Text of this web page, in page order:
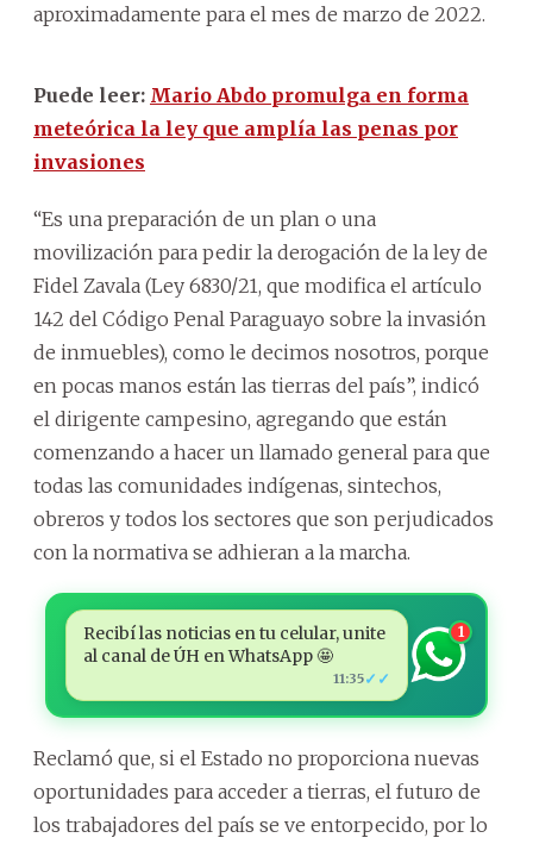
aproximadamente para el mes de marzo de 2022.
Puede leer: Mario Abdo promulga en forma
meteórica la ley que amplía las penas por
invasiones
“Es una preparación de un plan o una
movilización para pedir la derogación de la ley de
Fidel Zavala (Ley 6830/21, que modifica el artículo
142 del Código Penal Paraguayo sobre la invasión
de inmuebles), como le decimos nosotros, porque
en pocas manos están las tierras del país”, indicó
el dirigente campesino, agregando que están
comenzando a hacer un llamado general para que
todas las comunidades indígenas, sintechos,
obreros y todos los sectores que son perjudicados
con la normativa se adhieran a la marcha.
Recibí las noticias en tu celular, unite
al canal de ÚH en WhatsApp 🤩
11:35✓✓
1
Reclamó que, si el Estado no proporciona nuevas
oportunidades para acceder a tierras, el futuro de
los trabajadores del país se ve entorpecido, por lo